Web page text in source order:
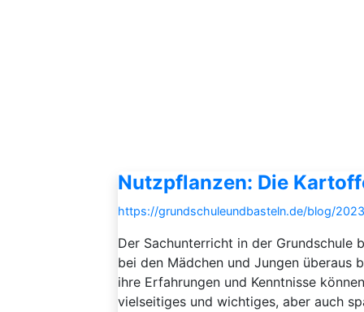
Nutzpflanzen: Die
https://grundschuleundbasteln.de/blog/
Der Sachunterricht in der Grundschule
bei den Mädchen und Jungen überaus
ihre Erfahrungen und Kenntnisse
vielseitiges und wichtiges, aber auch